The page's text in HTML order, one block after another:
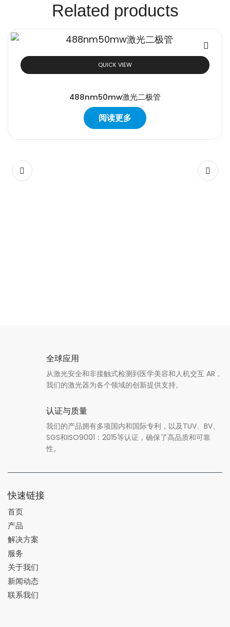
Related products
QUICK VIEW
488nm50mw激光二极管
阅读更多
全球应用
从激光安全和非接触式检测到医学美容和人机交互 AR，
我们的激光器为各个领域的创新提供支持。
认证与质量
我们的产品拥有多项国内和国际专利，以及TUV、BV、
SGS和ISO9001：2015等认证，确保了高品质和可靠
性。
快速链接
首页
产品
解决方案
服务
关于我们
新闻动态
联系我们